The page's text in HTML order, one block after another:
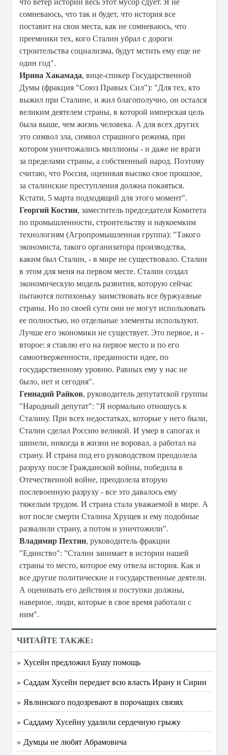
что ветер истории весь этот мусор сдует. Я не
сомневаюсь, что так и будет, что история все
поставит на свои места, как не сомневаюсь, что
преемники тех, кого Сталин убрал с дороги
строительства социализма, будут мстить ему еще не
один год".
Ирина Хакамада, вице-спикер Государственной
Думы (фракция "Союз Правых Сил"): "Для тех, кто
выжил при Сталине, и жил благополучно, он остался
великим деятелем страны, в которой имперская цель
была выше, чем жизнь человека. А для всех других
это символ зла, символ страшного режима, при
котором уничтожались миллионы - и даже не враги
за пределами страны, а собственный народ. Поэтому
считаю, что Россия, оценивая высоко свое прошлое,
за сталинские преступления должна покаяться.
Кстати, 5 марта подходящий для этого момент".
Георгий Костин, заместитель председателя Комитета
по промышленности, строительству и наукоемким
технологиям (Агропромышленная группа): "Такого
экономиста, такого организатора производства,
каким был Сталин, - в мире не существовало. Сталин
в этом для меня на первом месте. Сталин создал
экономическую модель развития, которую сейчас
пытаются потихоньку заимствовать все буржуазные
страны. Но по своей сути они не могут использовать
ее полностью, но отдельные элементы используют.
Лучше его экономики не существует. Это первое, и -
второе: я ставлю его на первое место и по его
самоотверженности, преданности идее, по
государственному уровню. Равных ему у нас не
было, нет и сегодня".
Геннадий Райков, руководитель депутатской группы
"Народный депутат": "Я нормально отношусь к
Сталину. При всех недостатках, которые у него были,
Сталин сделал Россию великой. И умер в сапогах и
шинели, никогда в жизни не воровал, а работал на
страну. И страна под его руководством преодолела
разруху после Гражданской войны, победила в
Отечественной войне, преодолела вторую
послевоенную разруху - все это давалось ему
тяжелым трудом. И страна стала уважаемой в мире. А
вот после смерти Сталина Хрущев и ему подобные
развалили страну, а потом и уничтожили".
Владимир Пехтин, руководитель фракции
"Единство": "Сталин занимает в истории нашей
страны то место, которое ему отвела история. Как и
все другие политические и государственные деятели.
А оценивать его действия и поступки должны,
наверное, люди, которые в свое время работали с
ним".
ЧИТАЙТЕ ТАКЖЕ:
» Хусейн предложил Бушу помощь
» Саддам Хусейн передает всю власть Ирану и Сирии
» Явлинского подозревают в порочащих связях
» Саддаму Хусейну удалили сердечную грыжу
» Думцы не любят Абрамовича